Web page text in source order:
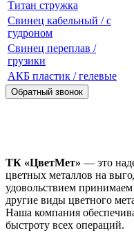
Титан стружка
Свинец кабельный / с
гудроном
Свинец переплав /
грузики
АКБ пластик / гелевые
Обратный звонок
ТК «ЦветМет» — это
цветных металлов на
удовольствием
другие виды цветного
Наша компания
быстроту всех операций.